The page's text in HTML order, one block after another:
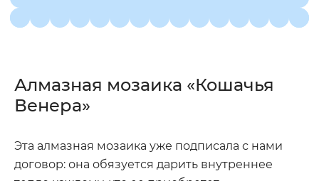
Алмазная мозаика «Кошачья
Венера»
Эта алмазная мозаика уже подписала с нами
договор: она обязуется дарить внутреннее